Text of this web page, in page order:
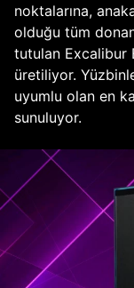
noktalarına,
olduğu tüm
tutulan Excalibur
üretiliyor.
uyumlu olan en
sunuluyor.